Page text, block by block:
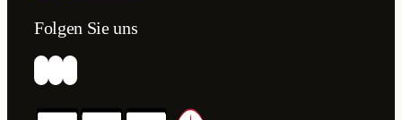
Folgen Sie uns